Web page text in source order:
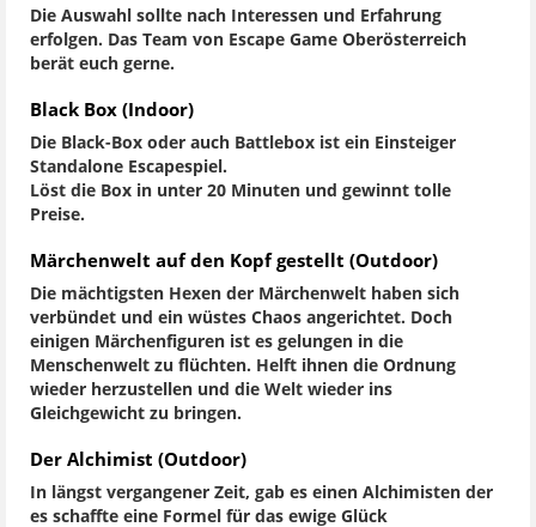
Die Auswahl sollte nach Interessen und Erfahrung
erfolgen. Das Team von Escape Game Oberösterreich
berät euch gerne.
Black Box (Indoor)
Die Black-Box oder auch Battlebox ist ein Einsteiger
Standalone Escapespiel.
Löst die Box in unter 20 Minuten und gewinnt tolle
Preise.
Märchenwelt auf den Kopf gestellt (Outdoor)
Die mächtigsten Hexen der Märchenwelt haben sich
verbündet und ein wüstes Chaos angerichtet. Doch
einigen Märchenfiguren ist es gelungen in die
Menschenwelt zu flüchten. Helft ihnen die Ordnung
wieder herzustellen und die Welt wieder ins
Gleichgewicht zu bringen.
Der Alchimist (Outdoor)
In längst vergangener Zeit, gab es einen Alchimisten der
es schaffte eine Formel für das ewige Glück